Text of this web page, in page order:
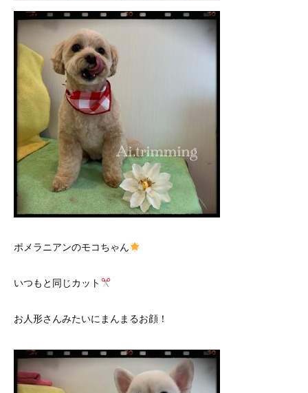
ポメラニアンのモコちゃん
いつもと同じカット
お人形さんみたいにまんまるお顔！